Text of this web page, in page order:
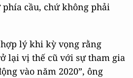
cầu, chứ không phải
lý khi kỳ vọng rằng
lại vị thế cũ với sự tham gia
vào năm 2020”, ông